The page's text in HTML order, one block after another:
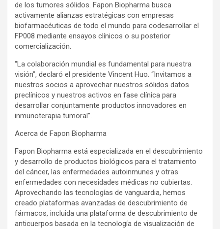
de los tumores sólidos. Fapon Biopharma busca
activamente alianzas estratégicas con empresas
biofarmacéuticas de todo el mundo para codesarrollar el
FP008 mediante ensayos clínicos o su posterior
comercialización.
“La colaboración mundial es fundamental para nuestra
visión”, declaró el presidente Vincent Huo. “Invitamos a
nuestros socios a aprovechar nuestros sólidos datos
preclínicos y nuestros activos en fase clínica para
desarrollar conjuntamente productos innovadores en
inmunoterapia tumoral”.
Acerca de Fapon Biopharma
Fapon Biopharma está especializada en el descubrimiento
y desarrollo de productos biológicos para el tratamiento
del cáncer, las enfermedades autoinmunes y otras
enfermedades con necesidades médicas no cubiertas.
Aprovechando las tecnologías de vanguardia, hemos
creado plataformas avanzadas de descubrimiento de
fármacos, incluida una plataforma de descubrimiento de
anticuerpos basada en la tecnología de visualización de